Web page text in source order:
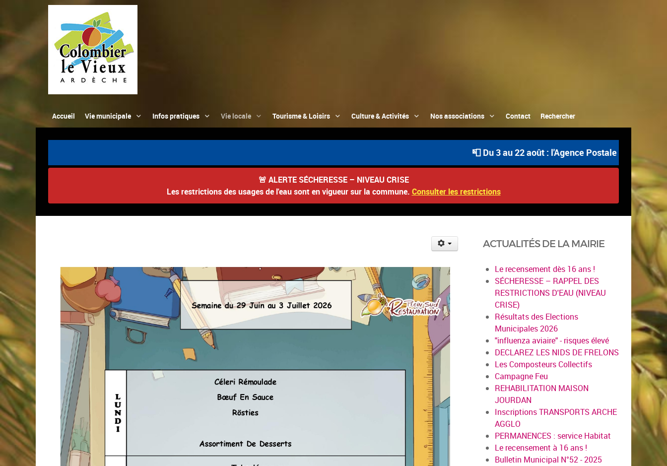
Accueil Vie municipale Infos pratiques Vie locale Tourisme & Loisirs Culture & Activités Nos associations Contact Rechercher
📮 Du 3 au 22 août : l'Agence Postale Communale
🚨 ALERTE SÉCHERESSE – NIVEAU CRISE
Les restrictions des usages de l'eau sont en vigueur sur la commune. Consulter les restrictions
ACTUALITÉS DE LA MAIRIE
Le recensement dès 16 ans !
SÉCHERESSE – RAPPEL DES
RESTRICTIONS D'EAU (NIVEAU
CRISE)
Résultats des Elections
Municipales 2026
"influenza aviaire" - risques élevé
DECLAREZ LES NIDS DE FRELONS
Les Composteurs Collectifs
Campagne Feu
REHABILITATION MAISON
JOURDAN
Inscriptions TRANSPORTS ARCHE
AGGLO
PERMANENCES : service Habitat
Le recensement à 16 ans !
Bulletin Municipal N°52 - 2025